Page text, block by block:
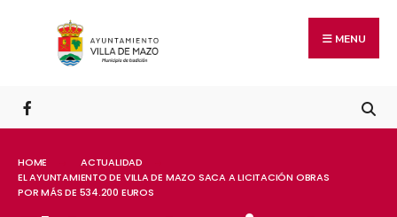
MENU
HOME
ACTUALIDAD
EL AYUNTAMIENTO DE VILLA DE MAZO SACA A LICITACIÓN OBRAS
POR MÁS DE 534.200 EUROS